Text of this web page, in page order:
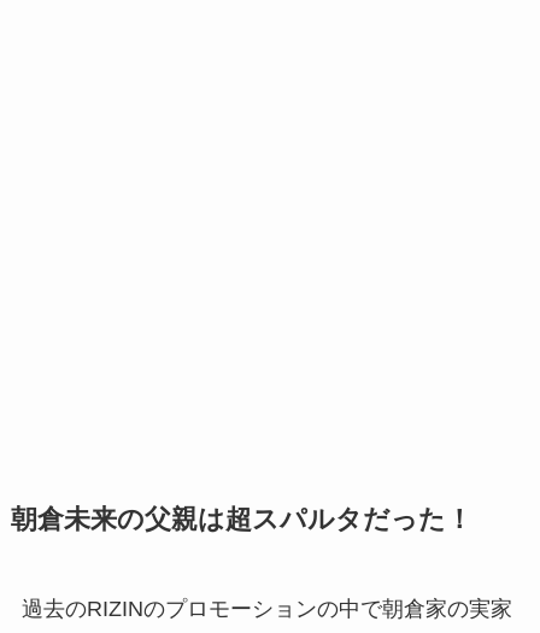
朝倉未来の父親は超スパルタだった！
過去のRIZINのプロモーションの中で朝倉家の実家